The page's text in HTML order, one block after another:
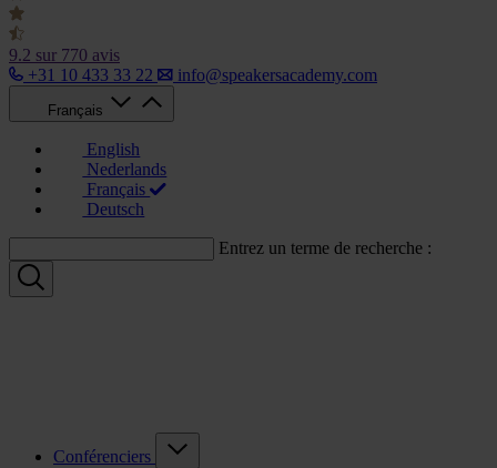
9.2 sur 770 avis
+31 10 433 33 22
info@speakersacademy.com
Français
English
Nederlands
Français
Deutsch
Entrez un terme de recherche :
Conférenciers